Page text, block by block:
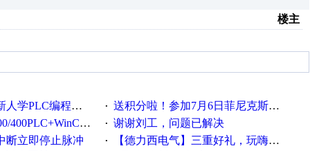
楼主
编程的心得体会 · 送积分啦！参加7月6日菲尼克斯在线研讨会即得
技术培训班通知！
· 谢谢刘工，问题已解决
断立即停止脉冲
·
【德力西电气】三重好礼，玩嗨夏日！